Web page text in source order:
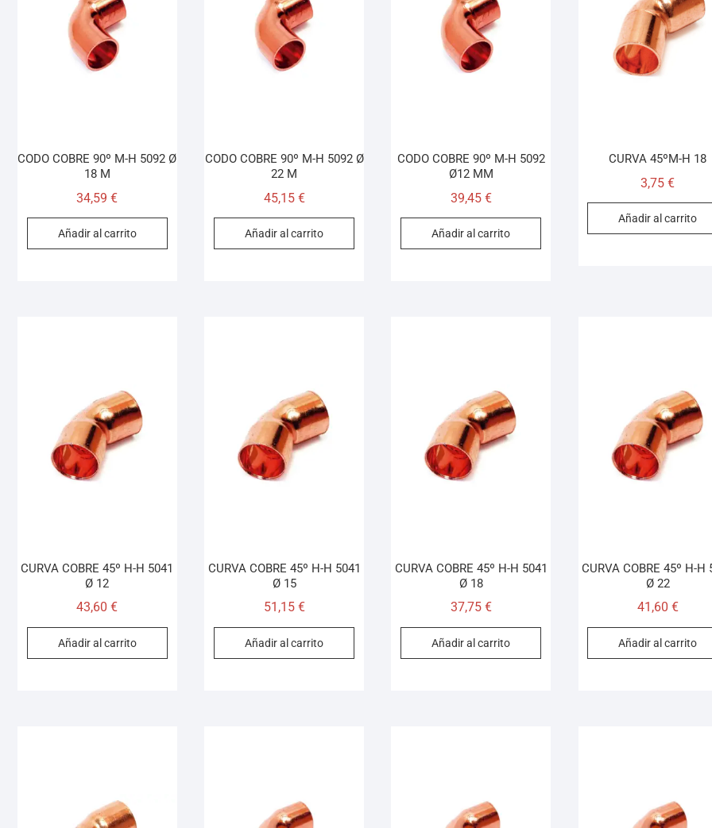
CODO COBRE 90º M-H 5092 Ø
18 M
34,59€
Añadir al carrito
CODO COBRE 90º M-H 5092 Ø
22 M
45,15 €
Añadir al carrito
CODO COBRE 90º M-H 5092
Ø12 MM
39,45 €
Añadir al carrito
CURVA 45ºM-H 18
3,75€
Añadir al carrito
CURVA COBRE 45º H-H 5041
Ø 12
43,60€
Añadir al carrito
CURVA COBRE 45º H-H 5041
Ø 15
51,15 €
Añadir al carrito
CURVA COBRE 45º H-H 5041
Ø 18
37,75 €
Añadir al carrito
CURVA COBRE 45º H-H
Ø 22
41,60 €
Añadir al carrito